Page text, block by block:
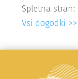
Spletna stran:
Vsi dogodki >>